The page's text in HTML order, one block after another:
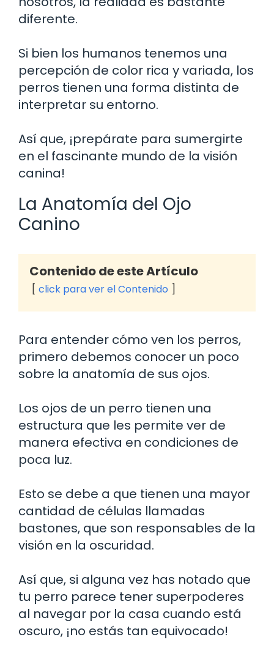
diferente.
Si bien los humanos tenemos una
percepción de color rica y variada, los
perros tienen una forma distinta de
interpretar su entorno.
Así que, ¡prepárate para sumergirte
en el fascinante mundo de la visión
canina!
La Anatomía del Ojo
Canino
Contenido de este Artículo
click para ver el Contenido
Para entender cómo ven los perros,
primero debemos conocer un poco
sobre la anatomía de sus ojos.
Los ojos de un perro tienen una
estructura que les permite ver de
manera efectiva en condiciones de
poca luz.
Esto se debe a que tienen una mayor
cantidad de células llamadas
bastones, que son responsables de la
visión en la oscuridad.
Así que, si alguna vez has notado que
tu perro parece tener superpoderes
al navegar por la casa cuando está
oscuro, ¡no estás tan equivocado!